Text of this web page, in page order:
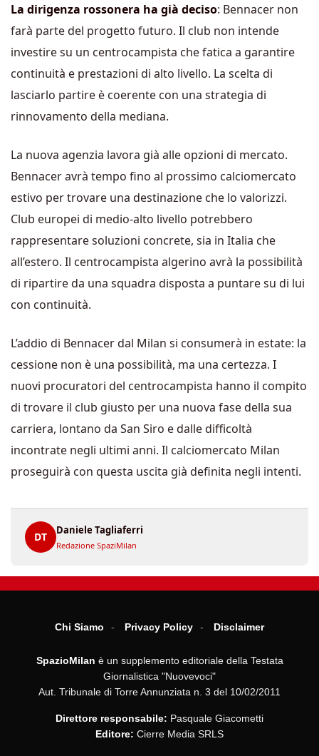
La dirigenza rossonera ha già deciso: Bennacer non
farà parte del progetto futuro. Il club non intende
investire su un centrocampista che fatica a garantire
continuità e prestazioni di alto livello. La scelta di
lasciarlo partire è coerente con una strategia di
rinnovamento della mediana.
La nuova agenzia lavora già alle opzioni di mercato.
Bennacer avrà tempo fino al prossimo calciomercato
estivo per trovare una destinazione che lo valorizzi.
Club europei di medio-alto livello potrebbero
rappresentare soluzioni concrete, sia in Italia che
all’estero. Il centrocampista algerino avrà la possibilità
di ripartire da una squadra disposta a puntare su di lui
con continuità.
L’addio di Bennacer dal Milan si consumerà in estate: la
cessione non è una possibilità, ma una certezza. I
nuovi procuratori del centrocampista hanno il compito
di trovare il club giusto per una nuova fase della sua
carriera, lontano da San Siro e dalle difficoltà
incontrate negli ultimi anni. Il calciomercato Milan
proseguirà con questa uscita già definita negli intenti.
DT
Daniele Tagliaferri
Redazione SpaziMilan
Chi Siamo Privacy Policy Disclaimer
SpazioMilan è un supplemento editoriale della Testata
Giornalistica "Nuovevoci"
Aut. Tribunale di Torre Annunziata n. 3 del 10/02/2011
Direttore responsabile: Pasquale Giacometti
Editore: Cierre Media SRLS